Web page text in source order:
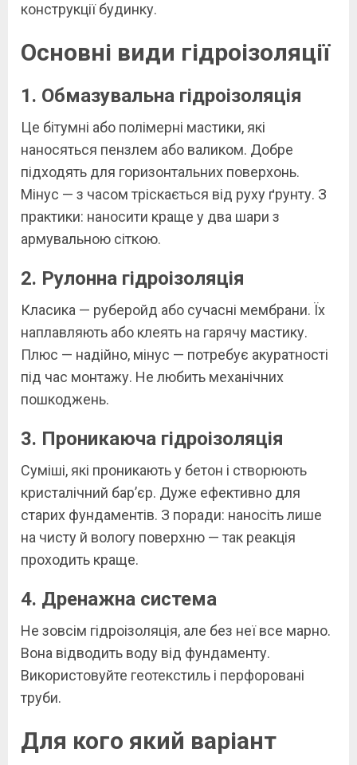
конструкції будинку.
Основні види гідроізоляції
1. Обмазувальна гідроізоляція
Це бітумні або полімерні мастики, які
наносяться пензлем або валиком. Добре
підходять для горизонтальних поверхонь.
Мінус — з часом тріскається від руху ґрунту. З
практики: наносити краще у два шари з
армувальною сіткою.
2. Рулонна гідроізоляція
Класика — руберойд або сучасні мембрани. Їх
наплавляють або клеять на гарячу мастику.
Плюс — надійно, мінус — потребує акуратності
під час монтажу. Не любить механічних
пошкоджень.
3. Проникаюча гідроізоляція
Суміші, які проникають у бетон і створюють
кристалічний бар’єр. Дуже ефективно для
старих фундаментів. З поради: наносіть лише
на чисту й вологу поверхню — так реакція
проходить краще.
4. Дренажна система
Не зовсім гідроізоляція, але без неї все марно.
Вона відводить воду від фундаменту.
Використовуйте геотекстиль і перфоровані
труби.
Для кого який варіант